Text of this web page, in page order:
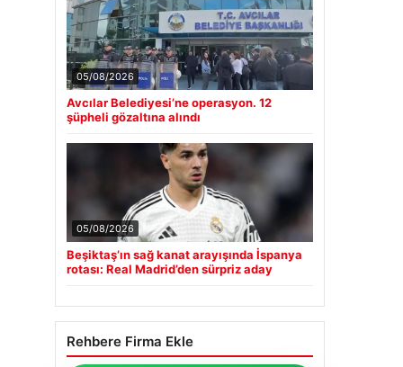
05/08/2026
Avcılar Belediyesi’ne operasyon. 12
şüpheli gözaltına alındı
05/08/2026
Beşiktaş’ın sağ kanat arayışında İspanya
rotası: Real Madrid’den sürpriz aday
Rehbere Firma Ekle